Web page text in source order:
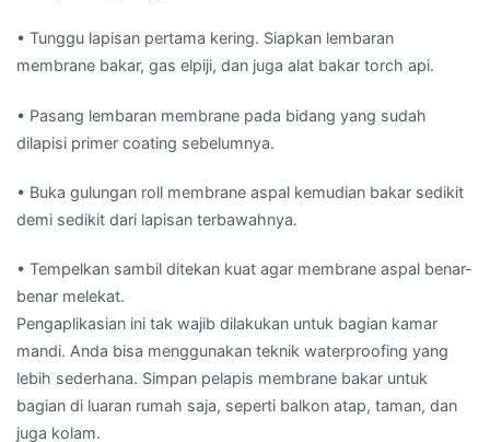
• Tunggu lapisan pertama kering. Siapkan lembaran
membrane bakar, gas elpiji, dan juga alat bakar torch api.
• Pasang lembaran membrane pada bidang yang sudah
dilapisi primer coating sebelumnya.
• Buka gulungan roll membrane aspal kemudian bakar sedikit
demi sedikit dari lapisan terbawahnya.
• Tempelkan sambil ditekan kuat agar membrane aspal benar-
benar melekat.
Pengaplikasian ini tak wajib dilakukan untuk bagian kamar
mandi. Anda bisa menggunakan teknik waterproofing yang
lebih sederhana. Simpan pelapis membrane bakar untuk
bagian di luaran rumah saja, seperti balkon atap, taman, dan
juga kolam.